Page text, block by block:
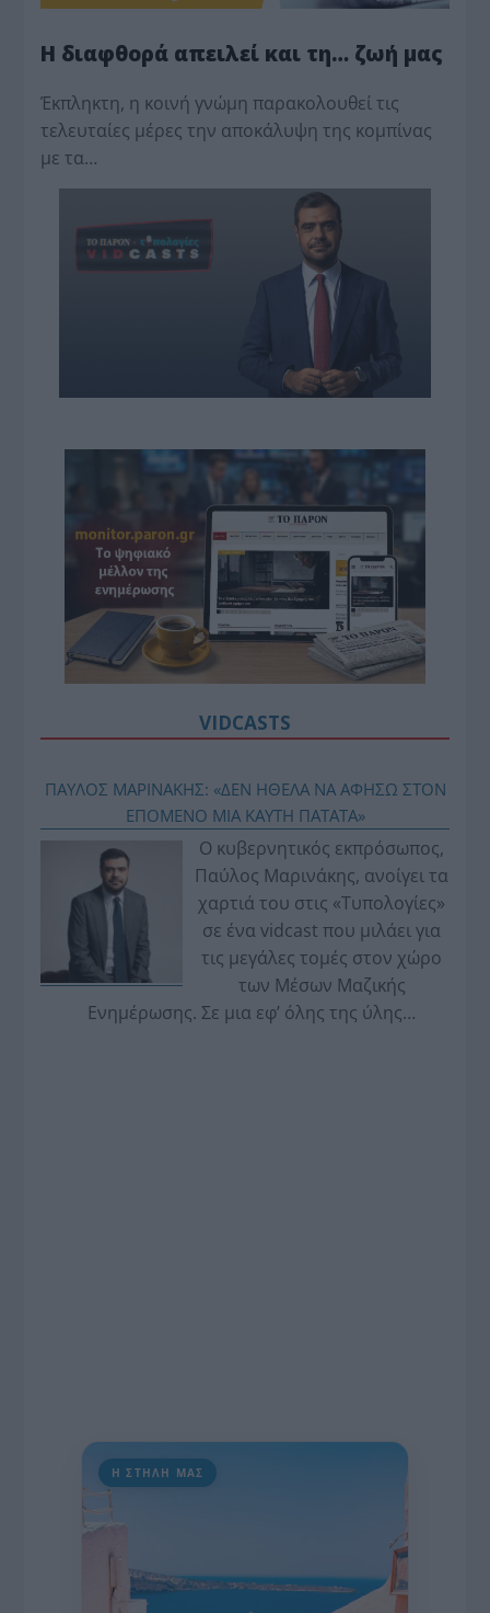
Η διαφθορά απειλεί και τη… ζωή μας
Έκπληκτη, η κοινή γνώμη παρακολουθεί τις
τελευταίες μέρες την αποκάλυψη της κο­μπίνας
με τα…
VIDCASTS
ΠΑΥΛΟΣ ΜΑΡΙΝΑΚΗΣ: «ΔΕΝ ΗΘΕΛΑ ΝΑ ΑΦΗΣΩ ΣΤΟΝ
ΕΠΟΜΕΝΟ ΜΙΑ ΚΑΥΤΗ ΠΑΤΑΤΑ»
Ο κυβερνητικός εκπρόσωπος,
Παύλος Μαρινάκης, ανοίγει τα
χαρτιά του στις «Τυπολογίες»
σε ένα vidcast που μιλάει για
τις μεγάλες τομές στον χώρο
των Μέσων Μαζικής
Ενημέρωσης. Σε μια εφ’ όλης της ύλης
Η ΣΤΗΛΗ ΜΑΣ